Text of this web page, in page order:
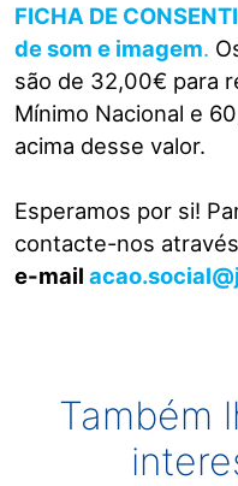
FICHA DE
de som e imagem.
são de 32,00€ para
Mínimo Nacional e
acima desse valor.
Esperamos por si!
contacte-nos
e-mail
Também